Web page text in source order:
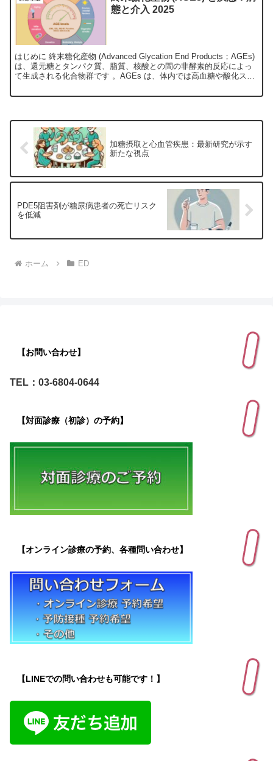
態と介入 2025
はじめに 終末糖化産物 (Advanced Glycation End Products；AGEs)
は、還元糖とタンパク質、脂質、核酸との間の非酵素的反応によっ
て生成される化合物群です 。AGEs は、体内では高血糖や酸化スト
加糖摂取と心血管疾患：最新研究が示す
新たな視点
PDE5阻害剤が糖尿病患者の死亡リスク
を低減
ホーム ED
【お問い合わせ】
TEL：03-6804-0644
【対面診療（初診）の予約】
【オンライン診療の予約、各種問い合わせ】
【LINEでの問い合わせも可能です！】